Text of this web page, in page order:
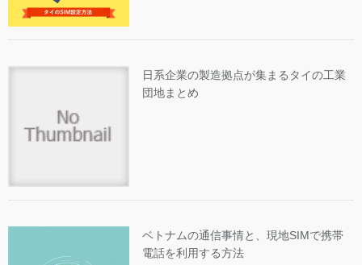
日系企業の製造拠点が集まるタイの工業
団地まとめ
ベトナムの通信事情と、現地SIMで携帯
電話を利用する方法